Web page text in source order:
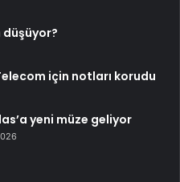
için notları korudu
yeni müze geliyor